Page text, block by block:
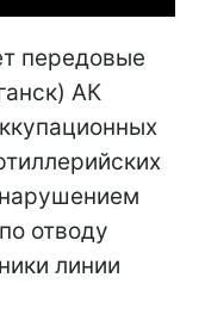
передовые
АК
отводу
линии